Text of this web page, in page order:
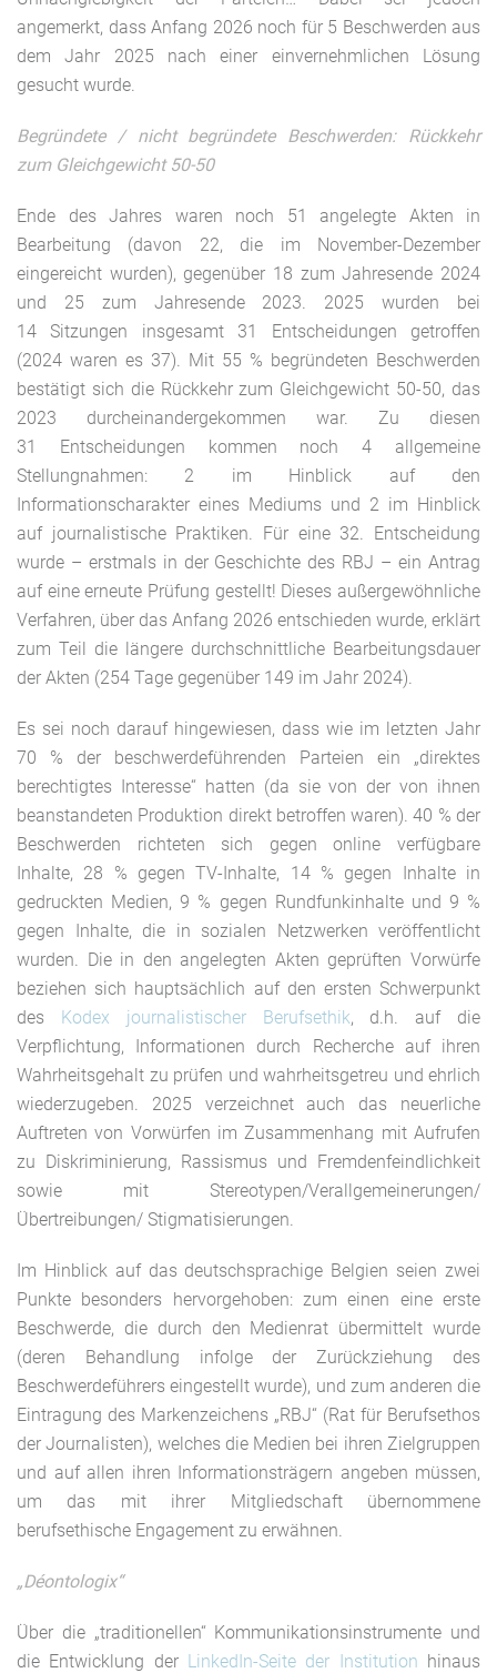
angemerkt, dass Anfang 2026 noch für 5 Beschwerden aus
dem Jahr 2025 nach einer einvernehmlichen Lösung
gesucht wurde.
Begründete / nicht begründete Beschwerden: Rückkehr
zum Gleichgewicht 50-50
Ende des Jahres waren noch 51 angelegte Akten in
Bearbeitung (davon 22, die im November-Dezember
eingereicht wurden), gegenüber 18 zum Jahresende 2024
und 25 zum Jahresende 2023. 2025 wurden bei
14 Sitzungen insgesamt 31 Entscheidungen getroffen
(2024 waren es 37). Mit 55 % begründeten Beschwerden
bestätigt sich die Rückkehr zum Gleichgewicht 50-50, das
2023 durcheinandergekommen war. Zu diesen
31 Entscheidungen kommen noch 4 allgemeine
Stellungnahmen: 2 im Hinblick auf den
Informationscharakter eines Mediums und 2 im Hinblick
auf journalistische Praktiken. Für eine 32. Entscheidung
wurde – erstmals in der Geschichte des RBJ – ein Antrag
auf eine erneute Prüfung gestellt! Dieses außergewöhnliche
Verfahren, über das Anfang 2026 entschieden wurde, erklärt
zum Teil die längere durchschnittliche Bearbeitungsdauer
der Akten (254 Tage gegenüber 149 im Jahr 2024).
Es sei noch darauf hingewiesen, dass wie im letzten Jahr
70 % der beschwerdeführenden Parteien ein „direktes
berechtigtes Interesse“ hatten (da sie von der von ihnen
beanstandeten Produktion direkt betroffen waren). 40 % der
Beschwerden richteten sich gegen online verfügbare
Inhalte, 28 % gegen TV-Inhalte, 14 % gegen Inhalte in
gedruckten Medien, 9 % gegen Rundfunkinhalte und 9 %
gegen Inhalte, die in sozialen Netzwerken veröffentlicht
wurden. Die in den angelegten Akten geprüften Vorwürfe
beziehen sich hauptsächlich auf den ersten Schwerpunkt
des Kodex journalistischer Berufsethik, d.h. auf die
Verpflichtung, Informationen durch Recherche auf ihren
Wahrheitsgehalt zu prüfen und wahrheitsgetreu und ehrlich
wiederzugeben. 2025 verzeichnet auch das neuerliche
Auftreten von Vorwürfen im Zusammenhang mit Aufrufen
zu Diskriminierung, Rassismus und Fremdenfeindlichkeit
sowie mit Stereotypen/Verallgemeinerungen/
Übertreibungen/ Stigmatisierungen.
Im Hinblick auf das deutschsprachige Belgien seien zwei
Punkte besonders hervorgehoben: zum einen eine erste
Beschwerde, die durch den Medienrat übermittelt wurde
(deren Behandlung infolge der Zurückziehung des
Beschwerdeführers eingestellt wurde), und zum anderen die
Eintragung des Markenzeichens „RBJ“ (Rat für Berufsethos
der Journalisten), welches die Medien bei ihren Zielgruppen
und auf allen ihren Informationsträgern angeben müssen,
um das mit ihrer Mitgliedschaft übernommene
berufsethische Engagement zu erwähnen.
„Déontologix“
Über die „traditionellen“ Kommunikationsinstrumente und
die Entwicklung der LinkedIn-Seite der Institution hinaus